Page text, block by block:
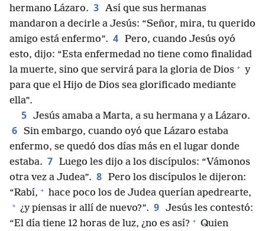
hermano Lázaro. 3 Así que sus hermanas
mandaron a decirle a Jesús: “Señor, mira, tu querido
amigo está enfermo”. 4 Pero, cuando Jesús oyó
esto, dijo: “Esta enfermedad no tiene como finalidad
la muerte, sino que servirá para la gloria de Dios + y
para que el Hijo de Dios sea glorificado mediante
ella”.
5 Jesús amaba a Marta, a su hermana y a Lázaro.
6 Sin embargo, cuando oyó que Lázaro estaba
enfermo, se quedó dos días más en el lugar donde
estaba. 7 Luego les dijo a los discípulos: “Vámonos
otra vez a Judea”. 8 Pero los discípulos le dijeron:
“Rabí, + hace poco los de Judea querían apedrearte,
+ ¿y piensas ir allí de nuevo?”. 9 Jesús les contestó:
“El día tiene 12 horas de luz, ¿no es así? + Quien